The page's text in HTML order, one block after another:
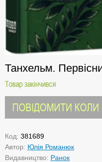
Танхельм.
Товар закінчився
ПОВІДОМИТИ
Код: 381689
Автор: Юлія Романюк
Видавництво: Ранок